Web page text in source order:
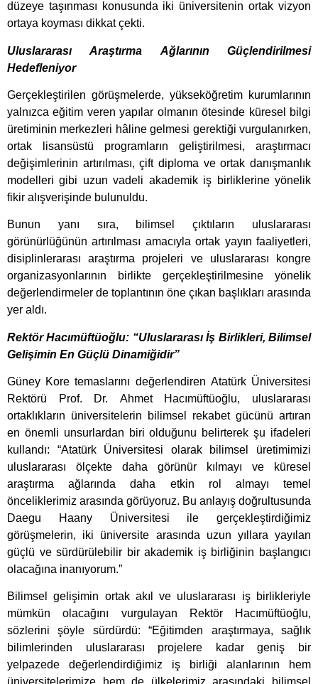
düzeye taşınması konusunda iki üniversitenin ortak vizyon
ortaya koyması dikkat çekti.
Uluslararası Araştırma Ağlarının Güçlendirilmesi
Hedefleniyor
Gerçekleştirilen görüşmelerde, yükseköğretim kurumlarının
yalnızca eğitim veren yapılar olmanın ötesinde küresel bilgi
üretiminin merkezleri hâline gelmesi gerektiği vurgulanırken,
ortak lisansüstü programların geliştirilmesi, araştırmacı
değişimlerinin artırılması, çift diploma ve ortak danışmanlık
modelleri gibi uzun vadeli akademik iş birliklerine yönelik
fikir alışverişinde bulunuldu.
Bunun yanı sıra, bilimsel çıktıların uluslararası
görünürlüğünün artırılması amacıyla ortak yayın faaliyetleri,
disiplinlerarası araştırma projeleri ve uluslararası kongre
organizasyonlarının birlikte gerçekleştirilmesine yönelik
değerlendirmeler de toplantının öne çıkan başlıkları arasında
yer aldı.
Rektör Hacımüftüoğlu: “Uluslararası İş Birlikleri, Bilimsel
Gelişimin En Güçlü Dinamiğidir”
Güney Kore temaslarını değerlendiren Atatürk Üniversitesi
Rektörü Prof. Dr. Ahmet Hacımüftüoğlu, uluslararası
ortaklıkların üniversitelerin bilimsel rekabet gücünü artıran
en önemli unsurlardan biri olduğunu belirterek şu ifadeleri
kullandı: “Atatürk Üniversitesi olarak bilimsel üretimimizi
uluslararası ölçekte daha görünür kılmayı ve küresel
araştırma ağlarında daha etkin rol almayı temel
önceliklerimiz arasında görüyoruz. Bu anlayış doğrultusunda
Daegu Haany Üniversitesi ile gerçekleştirdiğimiz
görüşmelerin, iki üniversite arasında uzun yıllara yayılan
güçlü ve sürdürülebilir bir akademik iş birliğinin başlangıcı
olacağına inanıyorum.”
Bilimsel gelişimin ortak akıl ve uluslararası iş birlikleriyle
mümkün olacağını vurgulayan Rektör Hacımüftüoğlu,
sözlerini şöyle sürdürdü: “Eğitimden araştırmaya, sağlık
bilimlerinden uluslararası projelere kadar geniş bir
yelpazede değerlendirdiğimiz iş birliği alanlarının hem